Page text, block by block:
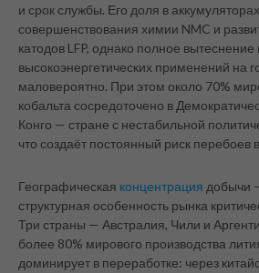
и срок службы. Его доля в
совершенствования химии NMC и
катодов LFP, однако полное вытеснение
высокоэнергетических применений на
маловероятно. При этом около 70%
кобальта сосредоточено в
Конго — стране с нестабильной
что создаёт постоянный риск перебоев
Географическая концентрация добычи
структурная особенность рынка
Три страны — Австралия, Чили и
более 80% мирового производства
доминирует в переработке: через